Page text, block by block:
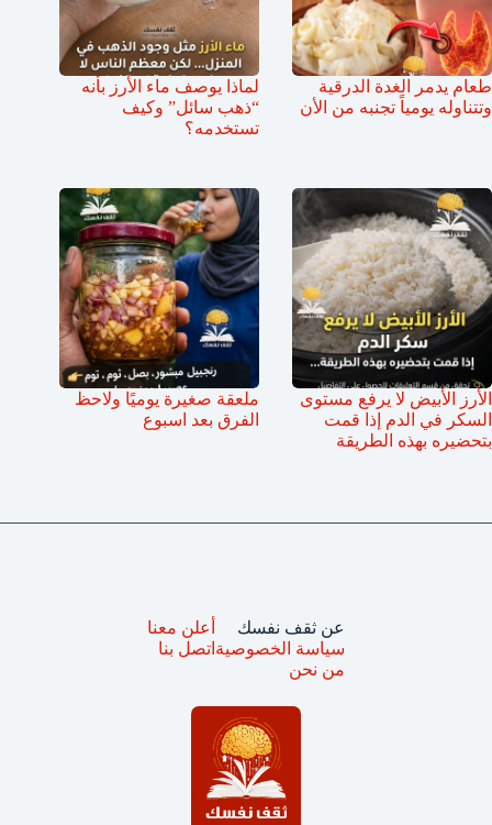
طعام يدمر الغدة الدرقية
وتتناوله يومياً تجنبه من الأن
لماذا يوصف ماء الأرز بأنه
“ذهب سائل” وكيف
تستخدمه؟
الأرز الأبيض لا يرفع مستوى
السكر في الدم إذا قمت
بتحضيره بهذه الطريقة
ملعقة صغيرة يوميًا ولاحظ
الفرق بعد اسبوع
عن ثقف نفسك
سياسة الخصوصية
من نحن
أعلن معنا
اتصل بنا